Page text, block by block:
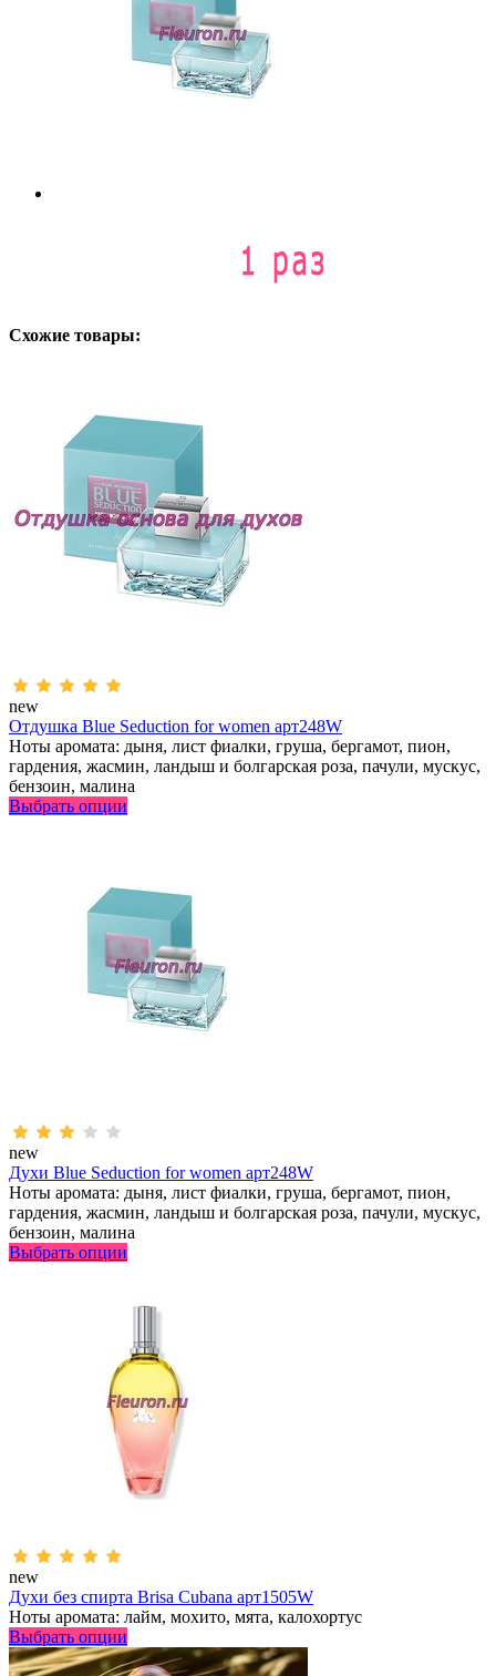
Схожие товары:
new
Отдушка Blue Seduction for women арт248W
Ноты аромата: дыня, лист фиалки, груша, бергамот, пион,
гардения, жасмин, ландыш и болгарская роза, пачули, мускус,
бензоин, малина
Выбрать опции
new
Духи Blue Seduction for women арт248W
Ноты аромата: дыня, лист фиалки, груша, бергамот, пион,
гардения, жасмин, ландыш и болгарская роза, пачули, мускус,
бензоин, малина
Выбрать опции
new
Духи без спирта Brisa Cubana арт1505W
Ноты аромата: лайм, мохито, мята, калохортус
Выбрать опции